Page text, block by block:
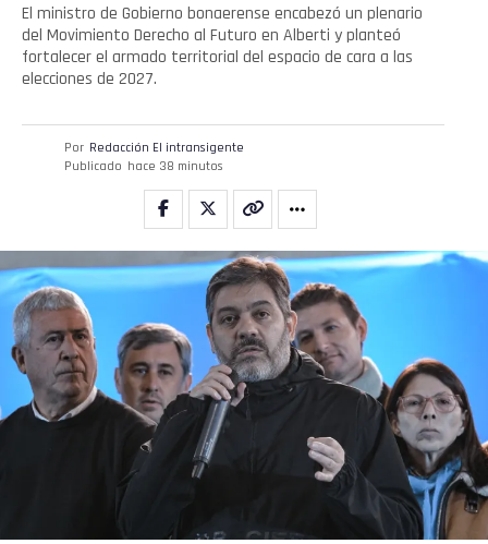
El ministro de Gobierno bonaerense encabezó un plenario
del Movimiento Derecho al Futuro en Alberti y planteó
fortalecer el armado territorial del espacio de cara a las
elecciones de 2027.
Por Redacción El intransigente
Publicado hace 38 minutos